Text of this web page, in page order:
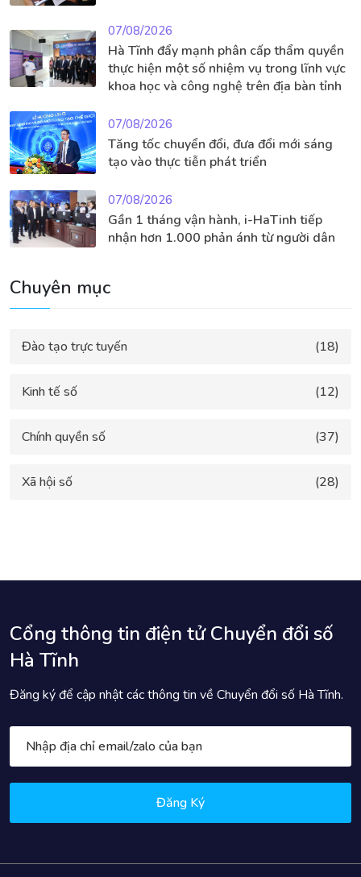
07/08/2026
Hà Tĩnh đẩy mạnh phân cấp thẩm quyền
thực hiện một số nhiệm vụ trong lĩnh vực
khoa học và công nghệ trên địa bàn tỉnh
07/08/2026
Tăng tốc chuyển đổi, đưa đổi mới sáng
tạo vào thực tiễn phát triển
07/08/2026
Gần 1 tháng vận hành, i-HaTinh tiếp
nhận hơn 1.000 phản ánh từ người dân
Chuyên mục
Đào tạo trực tuyến (18)
Kinh tế số (12)
Chính quyền số (37)
Xã hội số (28)
Cổng thông tin điện tử Chuyển đổi số
Hà Tĩnh
Đăng ký để cập nhật các thông tin về Chuyển đổi số Hà Tĩnh.
Đăng Ký